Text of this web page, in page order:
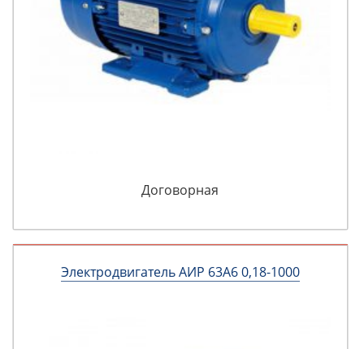
Договорная
Электродвигатель АИР 63А6 0,18-1000